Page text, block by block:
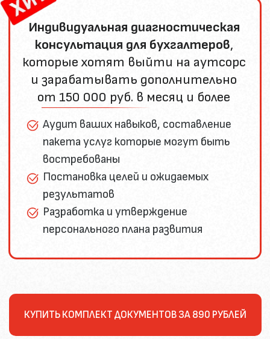
физлиц" - 6 лет успешной работы,
NPS 97%
Помогла уже более 6500 бухгалтеров
стать свободнее, больше
зарабатывать и получать
удовольствие от профессии
В подчинении 200 сотрудников,
вместе мы вышли на второе место
в России среди справочных систем
для бухгалтеров